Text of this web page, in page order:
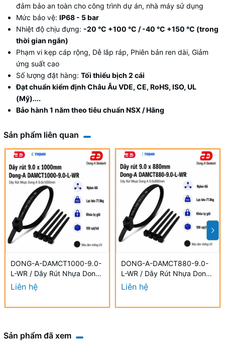
đảm bảo an toàn cho công trình dự án, nhà máy sử dụng
Mức bảo vệ: IP68 - 5 bar
Nhiệt độ chịu đựng: -20 °C +100 °C / -40 °C +150 °C (trong
thời gian ngắn)
Phạm vi kẹp cáp rộng, Dễ lắp ráp, Phiên bản ren dài, Giảm
ứng suất cao
Số lượng đặt hàng: Tối thiểu bịch 2 cái
Đạt chuẩn kiểm định Châu Âu VDE, CE, RoHS, ISO, UL
(Mỹ)....
Bảo hành 1 năm theo tiêu chuẩn NSX / Hãng
Sản phẩm liên quan
DONG-A-DAMCT1000-9.0-
L-WR / Dây Rút Nhựa Dong-
A 9.0×1000mm Chống UV
Liên hệ
DONG-A-DAMCT880-9.0-
L-WR / Dây Rút Nhựa Dong-
A 9.0×880mm Chống UV
Liên hệ
Sản phẩm đã xem